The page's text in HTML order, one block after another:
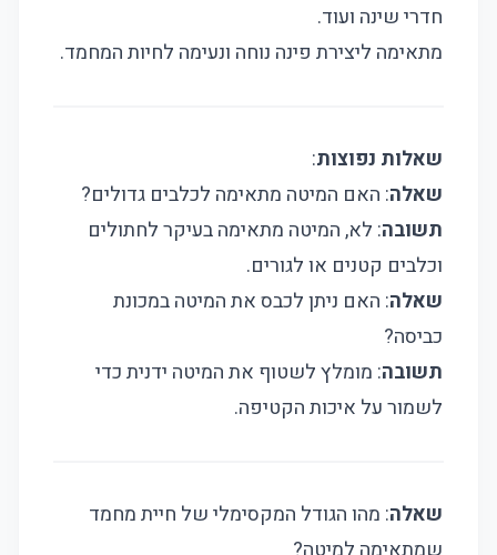
חדרי שינה ועוד.
מתאימה ליצירת פינה נוחה ונעימה לחיות המחמד.
שאלות נפוצות:
שאלה: האם המיטה מתאימה לכלבים גדולים?
תשובה: לא, המיטה מתאימה בעיקר לחתולים
וכלבים קטנים או לגורים.
שאלה: האם ניתן לכבס את המיטה במכונת
כביסה?
תשובה: מומלץ לשטוף את המיטה ידנית כדי
לשמור על איכות הקטיפה.
שאלה: מהו הגודל המקסימלי של חיית מחמד